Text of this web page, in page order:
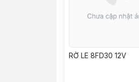
RỜ LE 8FD30 12V